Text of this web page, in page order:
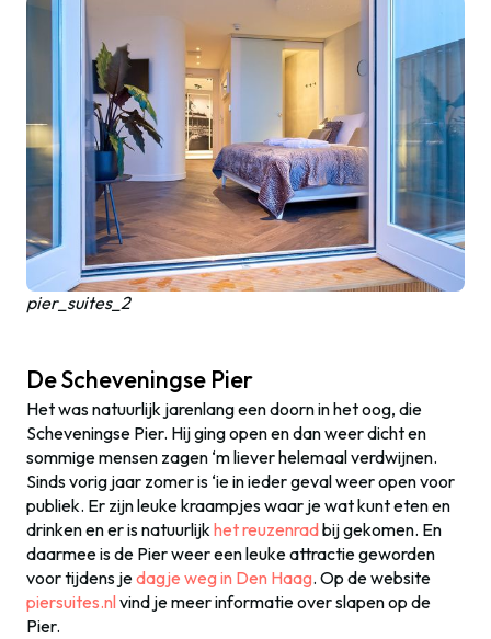
pier_suites_2
De Scheveningse Pier
Het was natuurlijk jarenlang een doorn in het oog, die
Scheveningse Pier. Hij ging open en dan weer dicht en
sommige mensen zagen ‘m liever helemaal verdwijnen.
Sinds vorig jaar zomer is ‘ie in ieder geval weer open voor
publiek. Er zijn leuke kraampjes waar je wat kunt eten en
drinken en er is natuurlijkhet reuzenradbij gekomen. En
daarmee is de Pier weer een leuke attractie geworden
voor tijdens jedagje weg in Den Haag. Op de website
piersuites.nlvind je meer informatie over slapen op de
Pier.